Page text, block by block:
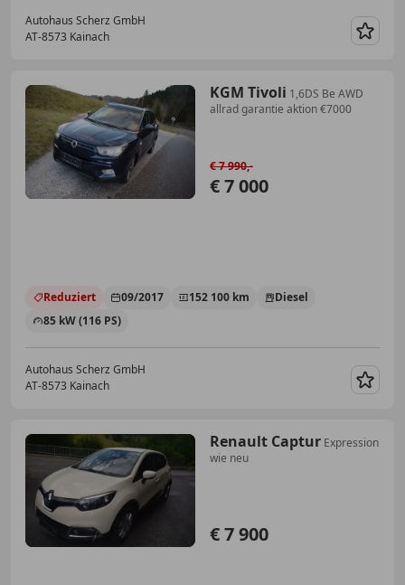
Autohaus Scherz GmbH
AT-8573 Kainach
KGM Tivoli 1,6DS Be AWD
allrad garantie aktion €7000
€ 7 000
€ 7 990,-
Reduziert 09/2017 152 100 km
Diesel
85 kW (116 PS)
Autohaus Scherz GmbH
AT-8573 Kainach
Renault Captur Expression
wie neu
€ 7 900